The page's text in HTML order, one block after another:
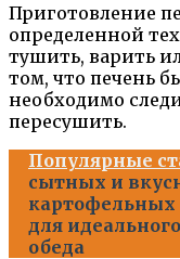
Приготовление
определенной
тушить, варить
том, что печень
необходимо
пересушить.
Популярные
сытных и
картофельных
для
обеда